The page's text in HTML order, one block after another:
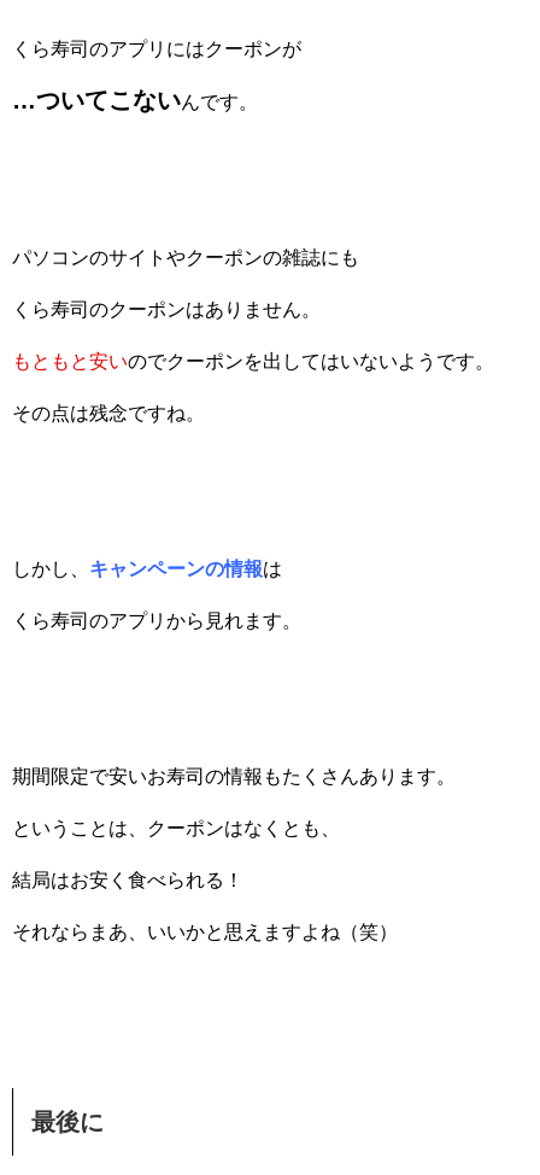
くら寿司のアプリにはクーポンが
…ついてこないんです。
パソコンのサイトやクーポンの雑誌にも
くら寿司のクーポンはありません。
もともと安いのでクーポンを出してはいないようです。
その点は残念ですね。
しかし、 キャンペーンの情報は
くら寿司のアプリから見れます。
期間限定で安いお寿司の情報もたくさんあります。
ということは、クーポンはなくとも、
結局はお安く食べられる！
それならまあ、いいかと思えますよね（笑）
最後に